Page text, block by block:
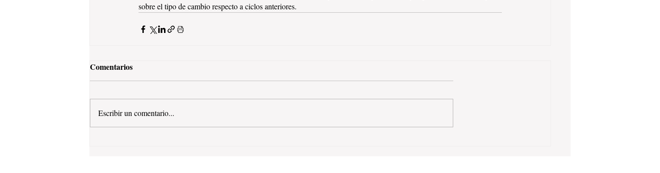
sobre el tipo de cambio respecto a ciclos anteriores.
Comentarios
Escribir un comentario...